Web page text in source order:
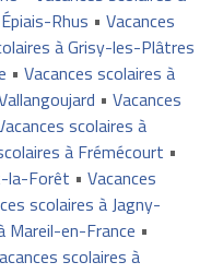
Rhus • Vacances
à Grisy-les-Plâtres
• Vacances scolaires à
• Vacances
scolaires à
à Frémécourt •
la-Forêt • Vacances
scolaires à Jagny-
Mareil-en-France •
scolaires à